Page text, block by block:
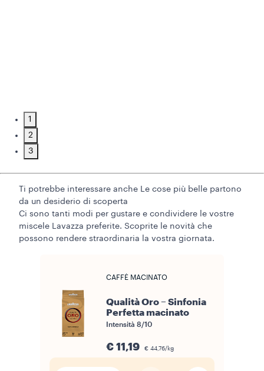
1
2
3
Ti potrebbe interessare anche Le cose più belle partono
da un desiderio di scoperta
Ci sono tanti modi per gustare e condividere le vostre
miscele Lavazza preferite. Scoprite le novità che
possono rendere straordinaria la vostra giornata.
CAFFÈ MACINATO
Qualità Oro – Sinfonia
Perfetta macinato
Intensità 8/10
€ 11,19 € 44,76/kg